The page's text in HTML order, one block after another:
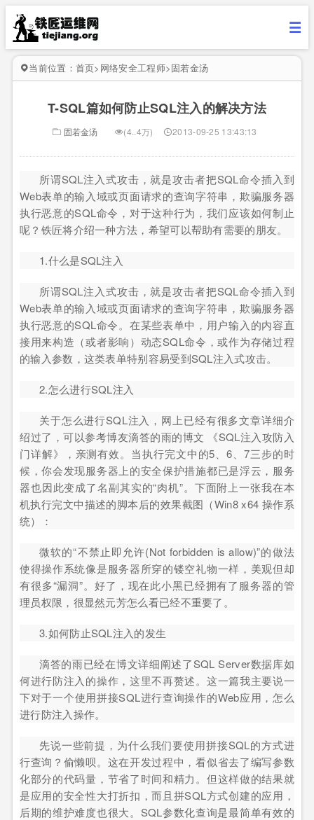
当前位置： 首页> 网络安全工程师>固若金汤
T-SQL篇如何防止SQL注入的解决方法
固若金汤 (4..4万) 2013-09-25 13:43:13
所谓SQL注入式攻击，就是攻击者把SQL命令插入到
Web表单的输入域或页面请求的查询字符串，欺骗服务器
执行恶意的SQL命令，对于这种行为，我们应该如何制止
呢？铁匠将介绍一种方法，希望可以帮助有需要的朋友。
1.什么是SQL注入
所谓SQL注入式攻击，就是攻击者把SQL命令插入到
Web表单的输入域或页面请求的查询字符串，欺骗服务器
执行恶意的SQL命令。在某些表单中，用户输入的内容直
接用来构造（或者影响）动态SQL命令，或作为存储过程
的输入参数，这类表单特别容易受到SQL注入式攻击。
2.怎么进行SQL注入
关于怎么进行SQL注入，网上已经有很多文章详细介
绍过了，可以参考博友滴答的雨的博文 《SQL注入攻防入
门详解》，亲测有效。当执行完文中的5、6、7三步的时
候，你会发现服务器上的安全保护措施都已是浮云，服务
器也因此变成了名副其实的“肉机”。下面附上一张我在本
机执行完文中描述的脚本后的效果截图（Win8 x64 操作系
统）：
微软的“不禁止即允许(Not forbidden is allow)”的做法
使得操作系统像是服务器所穿的镂空礼物一样，美观但却
有很多“漏洞”。好了，现在此小黑已经拥有了服务器的管
理员权限，很显然元芳怎么看已经不重要了。
3.如何防止SQL注入的发生
滴答的雨已经在博文详细阐述了SQL Server数据库如
何进行防注入的操作，这里不再赘述。这一篇我主要说一
下对于一个使用拼接SQL进行查询操作的Web应用，怎么
进行防注入操作。
先说一些前提，为什么我们要使用拼接SQL的方式进
行查询？偷懒呗。这在开发过程中，看似省去了编写参数
化部分的代码量，节省了时间和精力。但这样做的结果就
是应用的安全性大打折扣，而且拼SQL方式创建的应用，
后期的维护难度也很大。SQL参数化查询是最简单有效的